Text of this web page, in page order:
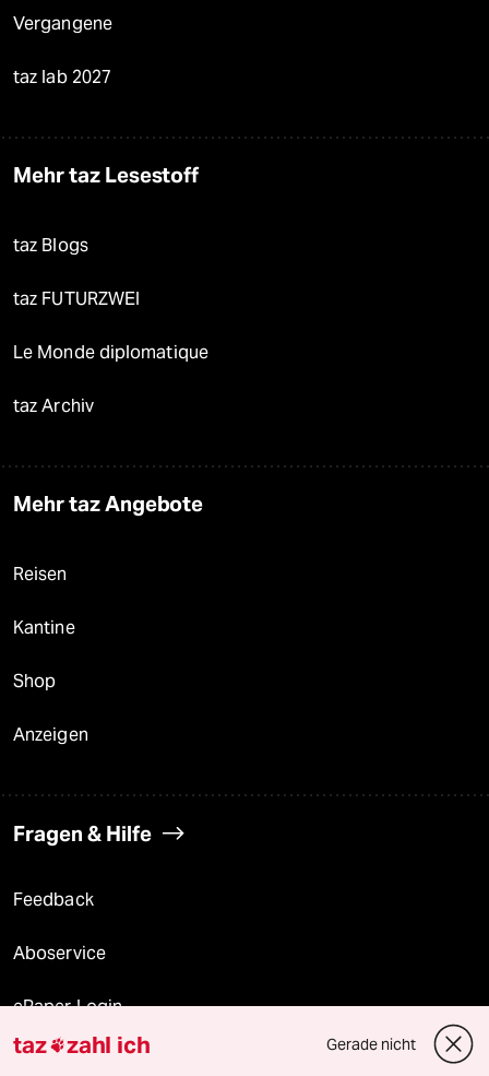
Vergangene
taz lab 2027
Mehr taz Lesestoff
taz Blogs
taz FUTURZWEI
Le Monde diplomatique
taz Archiv
Mehr taz Angebote
Reisen
Kantine
Shop
Anzeigen
Fragen & Hilfe
Feedback
Aboservice
ePaper Login
Downloads für Abonnierende
taz zahl ich Gerade nicht